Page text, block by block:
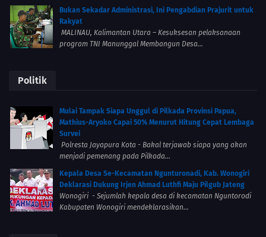
Bukan Sekadar Administrasi, Ini Pengabdian Prajurit untuk
Rakyat
MALINAU, Kalimantan Utara – Kesuksesan pelaksanaan
program TNI Manunggal Membangun Desa...
Politik
Mulai Tampak Siapa Unggul di Pilkada Provinsi Papua,
Mathius-Aryoko Capai 50% Menurut Hitung Cepat Lembaga
Survei
Polresta Jayapura Kota - Bakal terjawab siapa yang akan
menjadi pemenang pada Pilkada...
Kepala Desa Se-Kecamatan Ngunturonadi, Kab. Wonogiri
Deklarasi Dukung Irjen Ahmad Luthfi Maju Pilgub Jateng
Wonogiri - Sejumlah kepala desa di kecamatan Nguntorodi
Kabupaten Wonogiri mendeklarasikan...